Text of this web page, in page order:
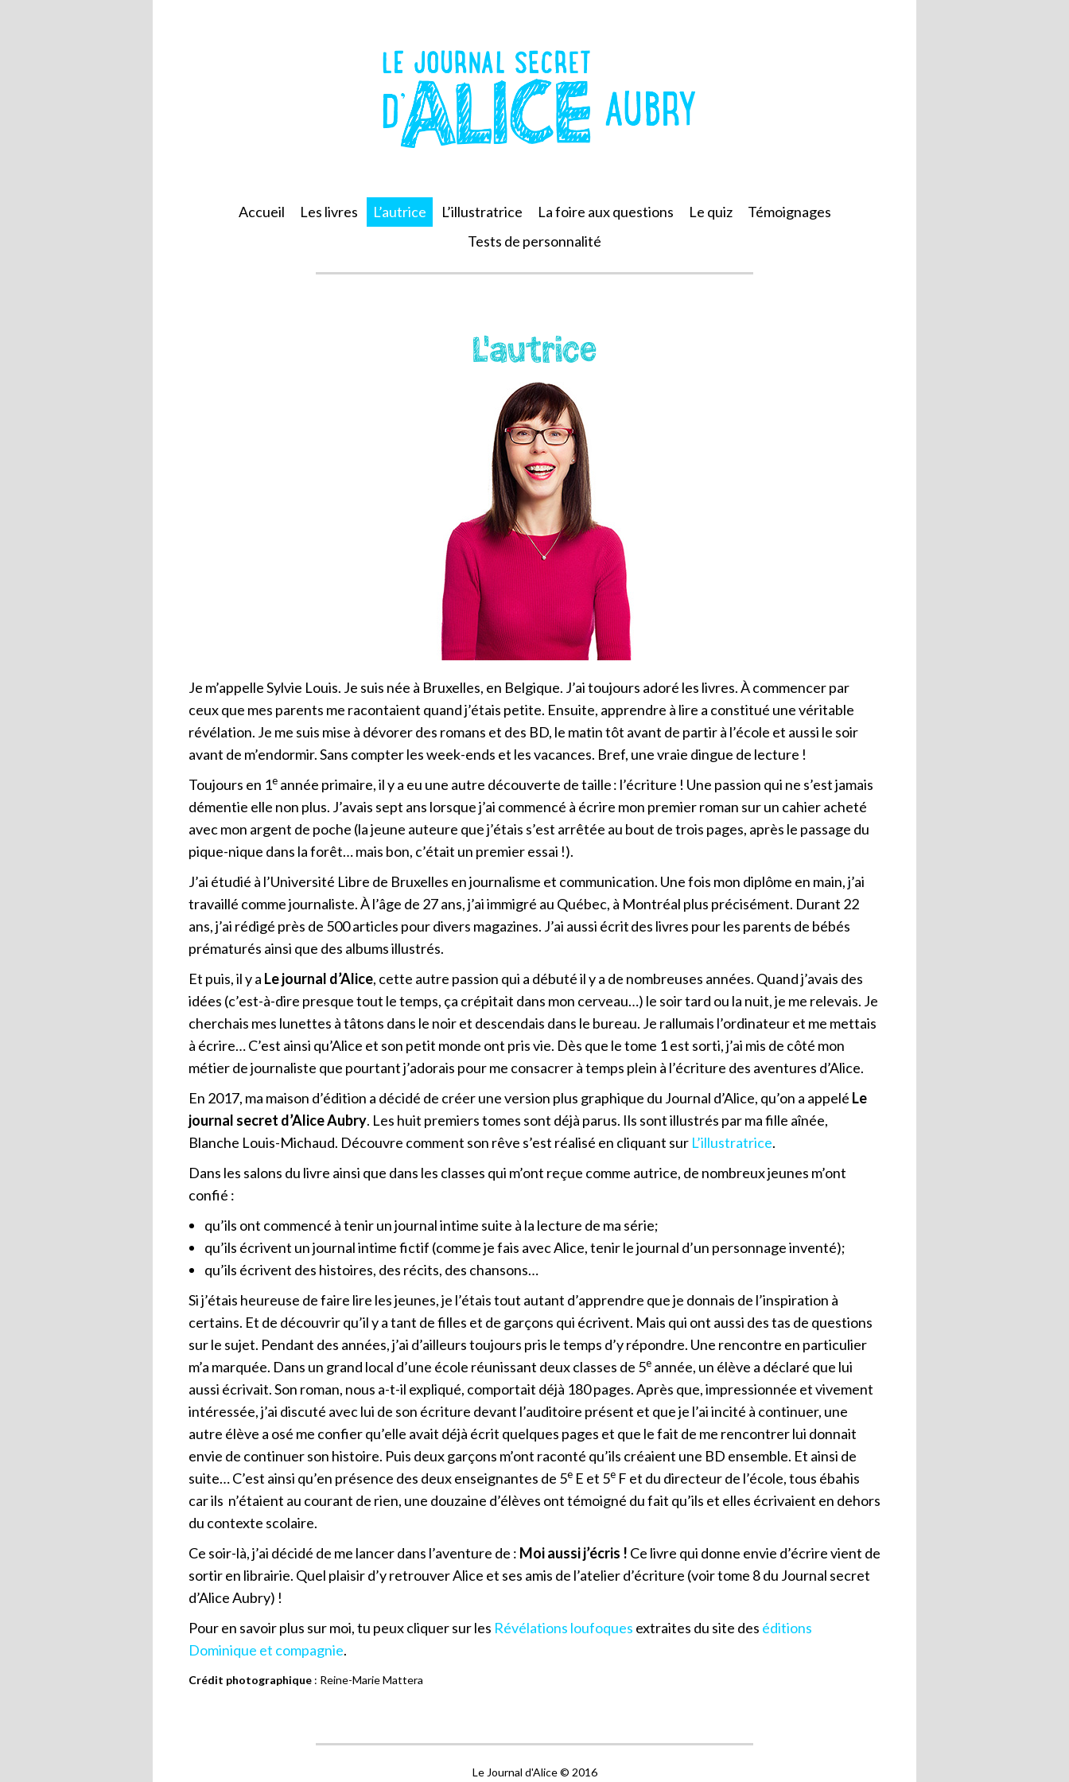
Accueil Les livres L’autrice L’illustratrice La foire aux questions Le quiz
Témoignages
Tests de personnalité
L’autrice
Je m’appelle Sylvie Louis. Je suis née à Bruxelles, en Belgique. J’ai toujours adoré les livres. À commencer par
ceux que mes parents me racontaient quand j’étais petite. Ensuite, apprendre à lire a constitué une véritable
révélation. Je me suis mise à dévorer des romans et des BD, le matin tôt avant de partir à l’école et aussi le soir
avant de m’endormir. Sans compter les week-ends et les vacances. Bref, une vraie dingue de lecture !
Toujours en 1e année primaire, il y a eu une autre découverte de taille : l’écriture ! Une passion qui ne s’est jamais
démentie elle non plus. J’avais sept ans lorsque j’ai commencé à écrire mon premier roman sur un cahier acheté
avec mon argent de poche (la jeune auteure que j’étais s’est arrêtée au bout de trois pages, après le passage du
pique-nique dans la forêt… mais bon, c’était un premier essai !).
J’ai étudié à l’Université Libre de Bruxelles en journalisme et communication. Une fois mon diplôme en main, j’ai
travaillé comme journaliste. À l’âge de 27 ans, j’ai immigré au Québec, à Montréal plus précisément. Durant 22
ans, j’ai rédigé près de 500 articles pour divers magazines. J’ai aussi écrit des livres pour les parents de bébés
prématurés ainsi que des albums illustrés.
Et puis, il y a Le journal d’Alice, cette autre passion qui a débuté il y a de nombreuses années. Quand j’avais des
idées (c’est-à-dire presque tout le temps, ça crépitait dans mon cerveau…) le soir tard ou la nuit, je me relevais. Je
cherchais mes lunettes à tâtons dans le noir et descendais dans le bureau. Je rallumais l’ordinateur et me mettais
à écrire… C’est ainsi qu’Alice et son petit monde ont pris vie. Dès que le tome 1 est sorti, j’ai mis de côté mon
métier de journaliste que pourtant j’adorais pour me consacrer à temps plein à l’écriture des aventures d’Alice.
En 2017, ma maison d’édition a décidé de créer une version plus graphique du Journal d’Alice, qu’on a appelé Le
journal secret d’Alice Aubry. Les huit premiers tomes sont déjà parus. Ils sont illustrés par ma fille aînée,
Blanche Louis-Michaud. Découvre comment son rêve s’est réalisé en cliquant sur L’illustratrice.
Dans les salons du livre ainsi que dans les classes qui m’ont reçue comme autrice, de nombreux jeunes m’ont
confié :
qu’ils ont commencé à tenir un journal intime suite à la lecture de ma série;
qu’ils écrivent un journal intime fictif (comme je fais avec Alice, tenir le journal d’un personnage inventé);
qu’ils écrivent des histoires, des récits, des chansons…
Si j’étais heureuse de faire lire les jeunes, je l’étais tout autant d’apprendre que je donnais de l’inspiration à
certains. Et de découvrir qu’il y a tant de filles et de garçons qui écrivent. Mais qui ont aussi des tas de questions
sur le sujet. Pendant des années, j’ai d’ailleurs toujours pris le temps d’y répondre. Une rencontre en particulier
m’a marquée. Dans un grand local d’une école réunissant deux classes de 5e année, un élève a déclaré que lui
aussi écrivait. Son roman, nous a-t-il expliqué, comportait déjà 180 pages. Après que, impressionnée et vivement
intéressée, j’ai discuté avec lui de son écriture devant l’auditoire présent et que je l’ai incité à continuer, une
autre élève a osé me confier qu’elle avait déjà écrit quelques pages et que le fait de me rencontrer lui donnait
envie de continuer son histoire. Puis deux garçons m’ont raconté qu’ils créaient une BD ensemble. Et ainsi de
suite… C’est ainsi qu’en présence des deux enseignantes de 5e E et 5e F et du directeur de l’école, tous ébahis
car ils n’étaient au courant de rien, une douzaine d’élèves ont témoigné du fait qu’ils et elles écrivaient en dehors
du contexte scolaire.
Ce soir-là, j’ai décidé de me lancer dans l’aventure de : Moi aussi j’écris ! Ce livre qui donne envie d’écrire vient de
sortir en librairie. Quel plaisir d’y retrouver Alice et ses amis de l’atelier d’écriture (voir tome 8 du Journal secret
d’Alice Aubry) !
Pour en savoir plus sur moi, tu peux cliquer sur les Révélations loufoques extraites du site des éditions
Dominique et compagnie.
Crédit photographique : Reine-Marie Mattera
Le Journal d'Alice © 2016